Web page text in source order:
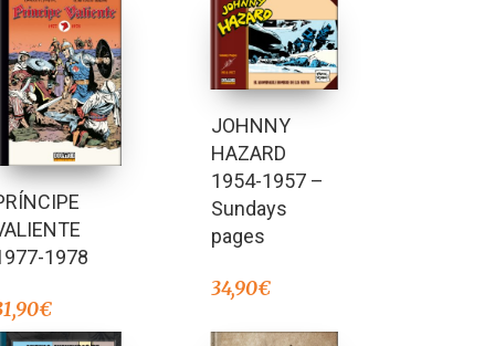
1978
€
JOHNNY
HAZARD
1954-1957 –
Sundays
pages
34,90€